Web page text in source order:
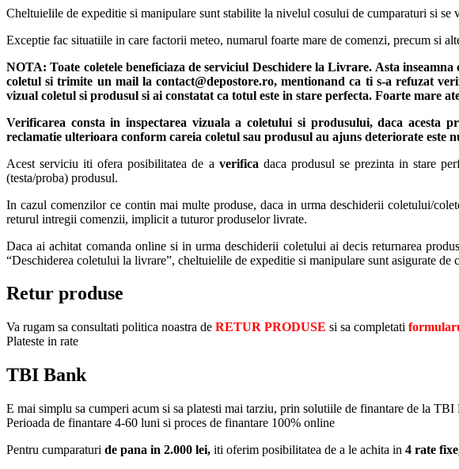
Cheltuielile de expeditie si manipulare sunt stabilite la nivelul cosului de cumparaturi si
Exceptie fac situatiile in care factorii meteo, numarul foarte mare de comenzi, precum si
NOTA:Toate coletele beneficiaza de serviciul Deschidere la Livrare. Asta
coletul si trimite un mail la contact@depostore.ro, mentionand ca ti s-a refuzat
vizual coletul si produsul si ai constatat ca totul este in stare perfecta. Foarte mare
Verificarea consta in inspectarea vizuala a coletului si produsului, daca
reclamatie ulterioara conform careia coletul sau produsul au ajuns deteriorate este
Acest serviciu iti ofera posibilitatea de a verifica daca produsul se prezinta in stare
(testa/proba) produsul.
In cazul comenzilor ce contin mai multe produse, daca in urma deschiderii coletului/
returul intregii comenzii, implicit a tuturor produselor livrate.
Daca ai achitat comanda online si in urma deschiderii coletului ai decis returnarea
“Deschiderea coletului la livrare”, cheltuielile de expeditie si manipulare sunt asigurate de
Retur produse
Va rugam sa consultati politica noastra de RETUR PRODUSE si sa completati
Plateste in rate
TBI Bank
E mai simplu sa cumperi acum si sa platesti mai tarziu, prin solutiile de finantare de la TBI
Perioada de finantare 4-60 luni si proces de finantare 100% online
Pentru cumparaturi de pana in 2.000 lei, iti oferim posibilitatea de a le achita in 4 rate